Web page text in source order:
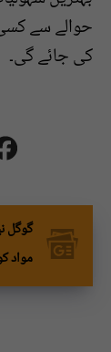
حوالے سے
کی جائے گی۔
گوگل
مواد